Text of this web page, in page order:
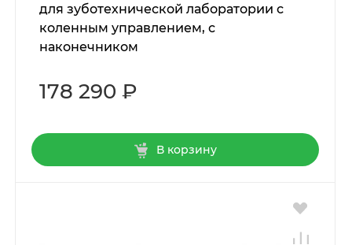
для зуботехнической лаборатории с
коленным управлением, с
наконечником
178 290 ₽
В корзину